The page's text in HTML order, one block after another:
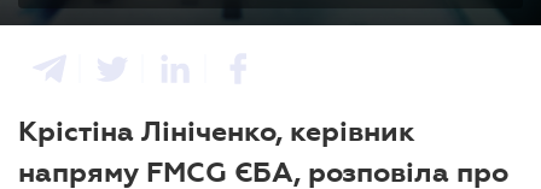
Крістіна Лініченко, керівник
напряму FMCG ЄБА, розповіла про